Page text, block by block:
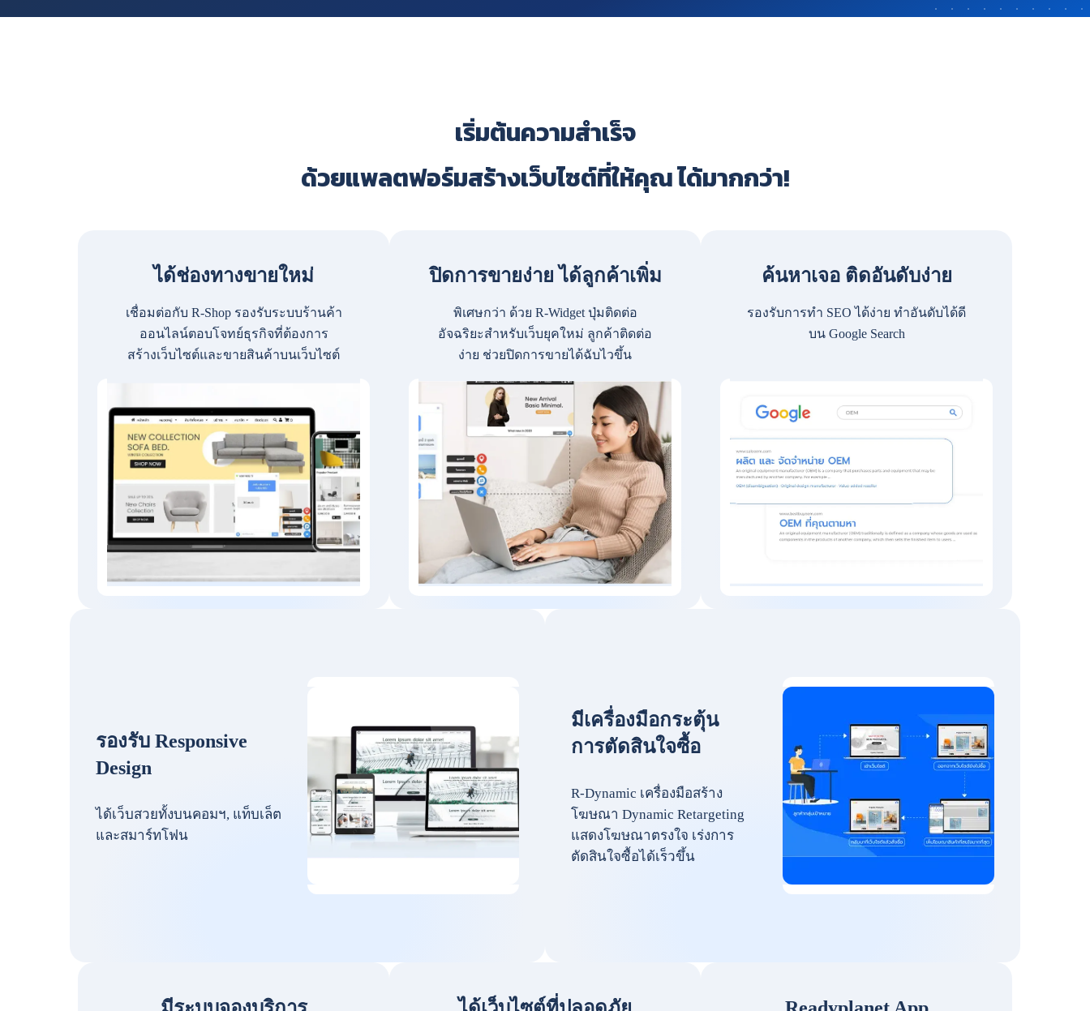
เริ่มต้นความสำเร็จ
ด้วยแพลตฟอร์มสร้างเว็บไซต์ที่ให้คุณ ได้มากกว่า!
ได้ช่องทางขายใหม่
เชื่อมต่อกับ R-Shop รองรับระบบร้านค้า
ออนไลน์ตอบโจทย์ธุรกิจที่ต้องการ
สร้างเว็บไซต์และขายสินค้าบนเว็บไซต์
ปิดการขายง่าย ได้ลูกค้าเพิ่ม
พิเศษกว่า ด้วย R-Widget ปุ่มติดต่อ
อัจฉริยะสำหรับเว็บยุคใหม่ ลูกค้าติดต่อ
ง่าย ช่วยปิดการขายได้ฉับไวขึ้น
ค้นหาเจอ ติดอันดับง่าย
รองรับการทำ SEO ได้ง่าย ทำอันดับได้ดี
บน Google Search
รองรับ Responsive
Design
ได้เว็บสวยทั้งบนคอมฯ, แท็บเล็ต
และสมาร์ทโฟน
มีเครื่องมือกระตุ้น
การตัดสินใจซื้อ
R-Dynamic เครื่องมือสร้าง
โฆษณา Dynamic Retargeting
แสดงโฆษณาตรงใจ เร่งการ
ตัดสินใจซื้อได้เร็วขึ้น